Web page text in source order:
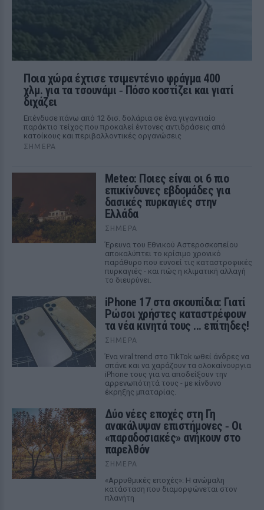
Ποια χώρα έχτισε τσιμεντένιο φράγμα 400
χλμ. για τα τσουνάμι ‑ Πόσο κοστίζει και γιατί
διχάζει
Επένδυσε πάνω από 12 δισ. δολάρια σε ένα γιγαντιαίο
παράκτιο τείχος που προκαλεί έντονες αντιδράσεις από
κατοίκους και περιβαλλοντικές οργανώσεις
ΣΉΜΕΡΑ
Meteo: Ποιες είναι οι 6 πιο
επικίνδυνες εβδομάδες για
δασικές πυρκαγιές στην
Ελλάδα
ΣΉΜΕΡΑ
Έρευνα του Εθνικού Αστεροσκοπείου
αποκαλύπτει το κρίσιμο χρονικό
παράθυρο που ευνοεί τις καταστροφικές
πυρκαγιές - και πώς η κλιματική αλλαγή
το διευρύνει.
iPhone 17 στα σκουπίδια: Γιατί
Ρώσοι χρήστες καταστρέφουν
τα νέα κινητά τους ... επίτηδες!
ΣΉΜΕΡΑ
Ένα viral trend στο TikTok ωθεί άνδρες να
σπάνε και να χαράζουν τα ολοκαίνουργια
iPhone τους για να αποδείξουν την
αρρενωπότητά τους - με κίνδυνο
έκρηξης μπαταρίας.
Δύο νέες εποχές στη Γη
ανακάλυψαν επιστήμονες ‑ Oι
«παραδοσιακές» ανήκουν στο
παρελθόν
ΣΉΜΕΡΑ
«Αρρυθμικές εποχές»: Η ανώμαλη
κατάσταση που διαμορφώνεται στον
πλανήτη